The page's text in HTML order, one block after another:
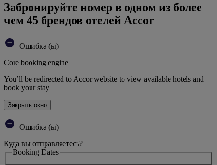
Забронируйте номер в одном из более
чем 45 брендов отелей Accor
Ошибка (ы)
Core booking engine
You’ll be redirected to Accor website to view available hotels and
book your stay
Закрыть окно
Ошибка (ы)
Куда вы отправляетесь?
Booking Dates